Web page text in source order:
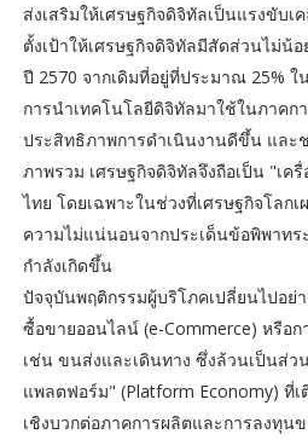
ส่งเสริมให้เศรษฐกิจดิจิทัลเป็นแรงขับ
ตั้งเป้าให้เศรษฐกิจดิจิทัลมีสัดส่วนไม่น้
ปี 2570 จากเดิมที่อยู่ที่ประมาณ 25% ใ
การนำเทคโนโลยีดิจิทัลมาใช้ในภาคก
ประสิทธิภาพการดำเนินงานดีขึ้น และ
ภาพรวม เศรษฐกิจดิจิทัลจึงถือเป็น "เค
ไทย โดยเฉพาะในช่วงที่เศรษฐกิจโลก
ความไม่แน่นอนจากประเด็นข้อพิพาทร
กำลังเกิดขึ้น
ปัจจุบันพฤติกรรมผู้บริโภคเปลี่ยนไปอย่
ซื้อขายออนไลน์ (e-Commerce) หรือ
เช่น ขนส่งและเดินทาง ซึ่งล้วนเป็นส่ว
แพลตฟอร์ม" (Platform Economy) ที่เ
เชิงบวกต่อภาคการผลิตและการลงทุน